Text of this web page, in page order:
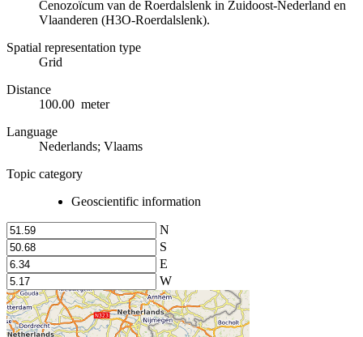
Cenozoïcum van de Roerdalslenk in Zuidoost-Nederland en
Vlaanderen (H3O-Roerdalslenk).
Spatial representation type
Grid
Distance
100.00 meter
Language
Nederlands; Vlaams
Topic category
Geoscientific information
N
S
E
W